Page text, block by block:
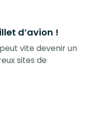
d’avion !
vite devenir un
sites de